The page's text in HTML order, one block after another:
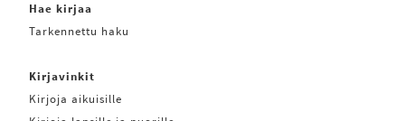
Hae kirjaa
Tarkennettu haku
Kirjavinkit
Kirjoja aikuisille